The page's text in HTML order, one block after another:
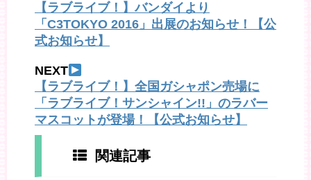
【ラブライブ！】バンダイより
「C3TOKYO 2016」出展のお知らせ！【公
式お知らせ】
NEXT
【ラブライブ！】全国ガシャポン売場に
「ラブライブ！サンシャイン!!」のラバー
マスコットが登場！【公式お知らせ】
関連記事